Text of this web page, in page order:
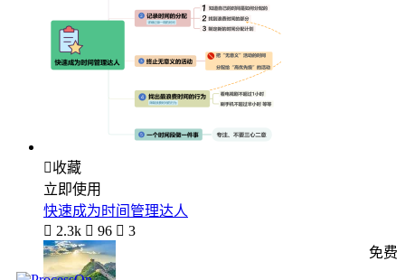
收藏
立即使用
快速成为时间管理达人
 2.3k  96  3
免费